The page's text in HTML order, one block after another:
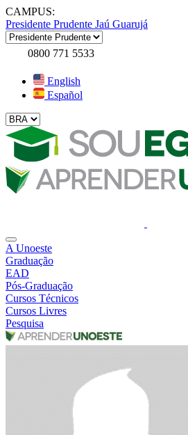
CAMPUS:
Presidente Prudente Jaú Guarujá
0800 771 5533
English
Español
A Unoeste
Graduação
EAD
Pós-Graduação
Cursos Técnicos
Cursos Livres
Pesquisa